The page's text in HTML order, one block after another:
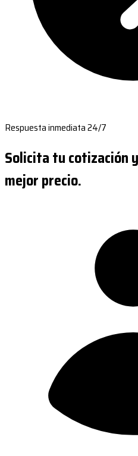
Respuesta inmediata 24/7
Solicita tu cotización
mejor precio.